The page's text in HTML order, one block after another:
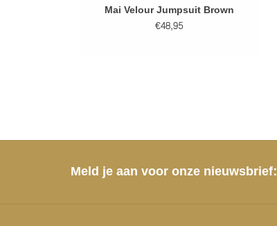
Mai Velour Jumpsuit Brown
€48,95
Meld je aan voor onze nieuwsbrief: